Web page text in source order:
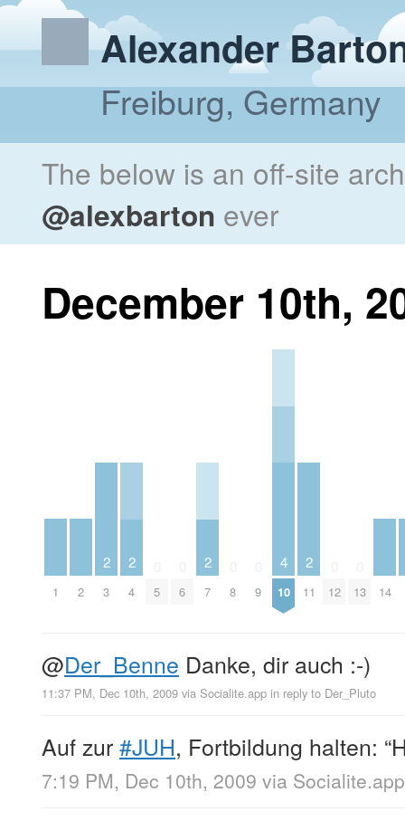
Alexander
Freiburg, Germany
The below is an off-site
@alexbarton ever
December 10th,
1 2
2
3
2
4 5 6
2
7 8 9
4
10
2
11 12 13 14
@Der_Benne Danke, dir auch :-)
11:37 PM, Dec 10th, 2009 via Socialite.app in reply to Der_Pluto
Auf zur#JUH, Fortbildung halten:
7:19 PM, Dec 10th, 2009 via Socialite.app